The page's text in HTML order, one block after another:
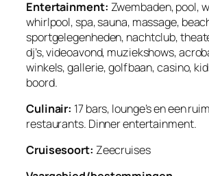
Entertainment: Zwembaden, pool,
whirlpool, spa, sauna, massage,
sportgelegenheden, nachtclub,
dj’s, videoavond, muziekshows,
winkels, gallerie, golfbaan, casino,
boord.
Culinair: 17 bars, lounge’s en een
restaurants. Dinner entertainment.
Cruisesoort: Zeecruises